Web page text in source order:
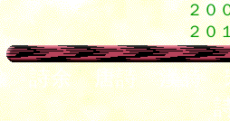
２０
２０
詩余 唐詩 漢詩